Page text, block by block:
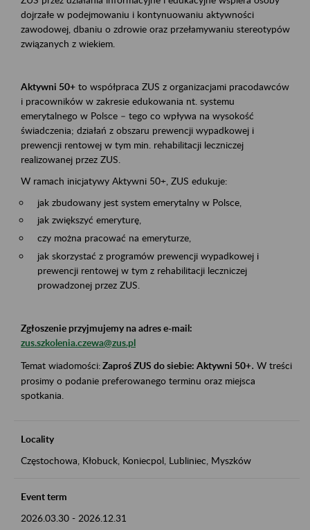
dojrzałe w podejmowaniu i kontynuowaniu aktywności
zawodowej, dbaniu o zdrowie oraz przełamywaniu stereotypów
związanych z wiekiem.
Aktywni 50+ to współpraca ZUS z organizacjami pracodawców
i pracowników w zakresie edukowania nt. systemu
emerytalnego w Polsce – tego co wpływa na wysokość
świadczenia; działań z obszaru prewencji wypadkowej i
prewencji rentowej w tym min. rehabilitacji leczniczej
realizowanej przez ZUS.
W ramach inicjatywy Aktywni 50+, ZUS edukuje:
jak zbudowany jest system emerytalny w Polsce,
jak zwiększyć emeryturę,
czy można pracować na emeryturze,
jak skorzystać z programów prewencji wypadkowej i
prewencji rentowej w tym z rehabilitacji leczniczej
prowadzonej przez ZUS.
Zgłoszenie przyjmujemy na adres e-mail:
zus.szkolenia.czewa@zus.pl
Temat wiadomości:Zaproś ZUS do siebie: Aktywni 50+. W treści
prosimy o podanie preferowanego terminu oraz miejsca
spotkania.
Locality
Częstochowa, Kłobuck, Koniecpol, Lubliniec, Myszków
Event term
2026.03.30 - 2026.12.31